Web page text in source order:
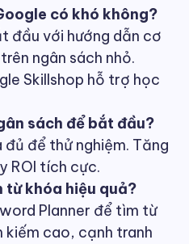
có khó không?
đầu với hướng dẫn cơ
ngân sách nhỏ.
Skillshop hỗ trợ học
sách để bắt đầu?
để thử nghiệm. Tăng
ROI tích cực.
từ khóa hiệu quả?
Planner để tìm từ
kiếm cao, cạnh tranh